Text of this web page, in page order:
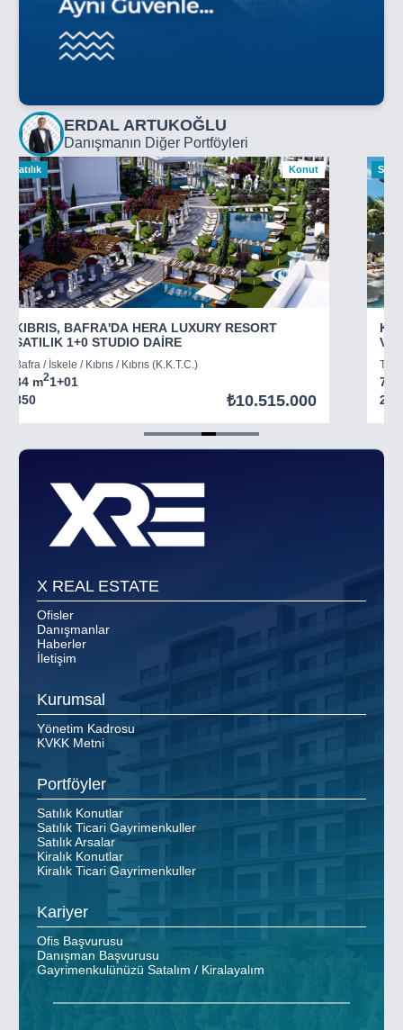
ERDAL ARTUKOĞLU
Danışmanın Diğer Portföyleri
Satılık Konut
KIBRIS, BAFRA'DA HERA LUXURY RESORT
SATILIK 1+0 STUDIO DAİRE
Bafra / İskele / Kıbrıs / Kıbrıs (K.K.T.C.)
34 m21+01
850
₺10.515.000
73
294
of
X REAL ESTATE
Ofisler
Danışmanlar
Haberler
İletişim
Kurumsal
Yönetim Kadrosu
KVKK Metni
Portföyler
Satılık Konutlar
Satılık Ticari Gayrimenkuller
Satılık Arsalar
Kiralık Konutlar
Kiralık Ticari Gayrimenkuller
Kariyer
Ofis Başvurusu
Danışman Başvurusu
Gayrimenkulünüzü Satalım / Kiralayalım